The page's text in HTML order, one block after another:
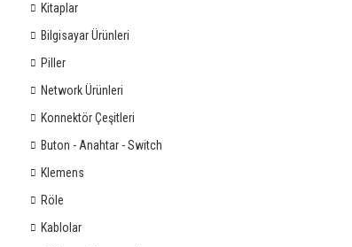
Kitaplar
Bilgisayar Ürünleri
Piller
Network Ürünleri
Konnektör Çeşitleri
Buton - Anahtar - Switch
Klemens
Röle
Kablolar